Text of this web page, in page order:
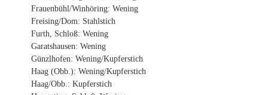
Frauenbühl/Winhöring: Wening
Freising/Dom: Stahlstich
Furth, Schloß: Wening
Garatshausen: Wening
Günzlhofen: Wening/Kupferstich
Haag (Obb.): Wening/Kupferstich
Haag/Obb.: Kupferstich